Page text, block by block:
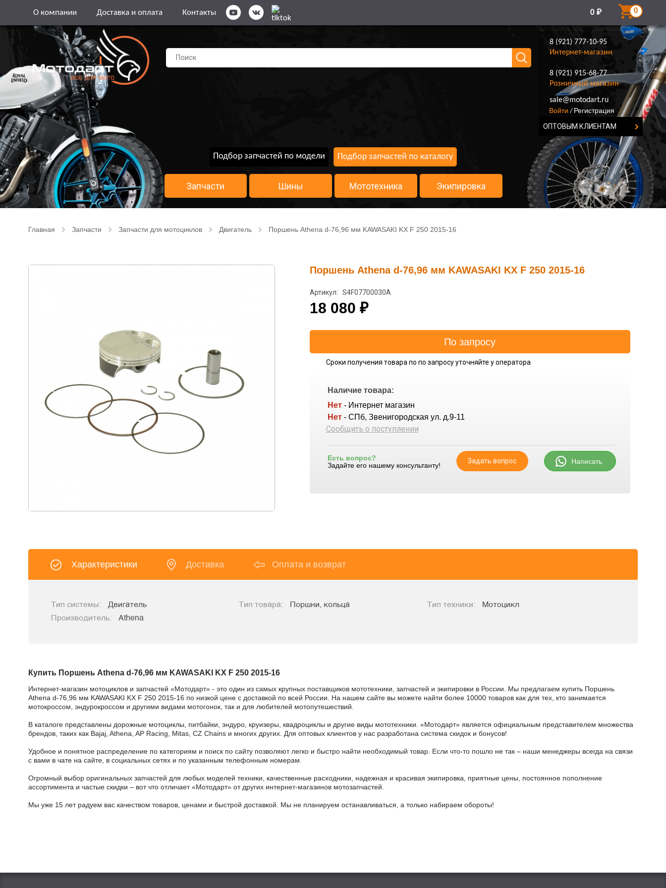
О компании Доставка и оплата Контакты 0 ₽ 0
8 (921) 777-10-95
Интернет-магазин
8 (921) 915-68-77
Розничный магазин
8 (921) 777-10-95
sale@motodart.ru
Войти / Регистрация
ОПТОВЫМ КЛИЕНТАМ
Подбор запчастей по модели Подбор запчастей по каталогу
Запчасти Шины Мототехника Экипировка
Главная Запчасти Запчасти для мотоциклов Двигатель Поршень Athena d-76,96 мм KAWASAKI KX F 250 2015-16
Поршень Athena d-76,96 мм KAWASAKI KX F 250 2015-16
Артикул: S4F07700030A
18 080 ₽
Сроки получения товара по по запросу уточняйте у оператора
Наличие товара:
Нет - Интернет магазин
Нет - СПб, Звенигородская ул. д.9-11
Сообщить о поступлении
Есть вопрос?
Задайте его нашему консультанту!
Задать вопрос Написать
Характеристики Доставка Оплата и возврат
Тип системы: Двигатель Тип товара: Поршни, кольца Тип техники:
Мотоцикл
Производитель:
Athena
Купить Поршень Athena d-76,96 мм KAWASAKI KX F 250 2015-16
Интернет-магазин мотоциклов и запчастей «Мотодарт» - это один из самых крупных поставщиков мототехники, запчастей и экипировки в России. Мы предлагаем купить Поршень
Athena d-76,96 мм KAWASAKI KX F 250 2015-16 по низкой цене с доставкой по всей России. На нашем сайте вы можете найти более 10000 товаров как для тех, кто занимается
мотокроссом, эндурокроссом и другими видами мотогонок, так и для любителей мотопутешествий.
В каталоге представлены дорожные мотоциклы, питбайки, эндуро, круизеры, квадроциклы и другие виды мототехники. «Мотодарт» является официальным представителем множества
брендов, таких как Bajaj, Athena, AP Racing, Mitas, CZ Chains и многих других. Для оптовых клиентов у нас разработана система скидок и бонусов!
Удобное и понятное распределение по категориям и поиск по сайту позволяют легко и быстро найти необходимый товар. Если что-то пошло не так – наши менеджеры всегда на связи
с вами в чате на сайте, в социальных сетях и по указанным телефонным номерам.
Огромный выбор оригинальных запчастей для любых моделей техники, качественные расходники, надежная и красивая экипировка, приятные цены, постоянное пополнение
ассортимента и частые скидки – вот что отличает «Мотодарт» от других интернет-магазинов мотозапчастей.
Мы уже 15 лет радуем вас качеством товаров, ценами и быстрой доставкой. Мы не планируем останавливаться, а только набираем обороты!